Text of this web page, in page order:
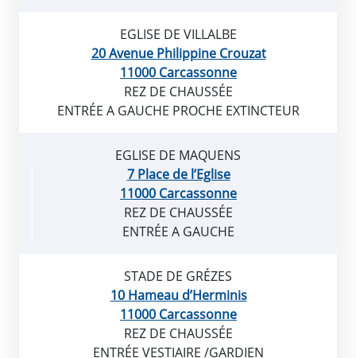
EGLISE DE VILLALBE
20 Avenue Philippine Crouzat
11000 Carcassonne
REZ DE CHAUSSÉE
ENTRÉE A GAUCHE PROCHE EXTINCTEUR
EGLISE DE MAQUENS
7 Place de l’Eglise
11000 Carcassonne
REZ DE CHAUSSÉE
ENTRÉE A GAUCHE
STADE DE GRÉZES
10 Hameau d’Herminis
11000 Carcassonne
REZ DE CHAUSSÉE
ENTRÉE VESTIAIRE /GARDIEN